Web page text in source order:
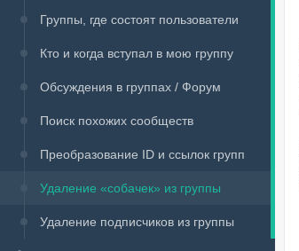
Группы, где состоят пользователи
Кто и когда вступал в мою группу
Обсуждения в группах / Форум
Поиск похожих сообществ
Преобразование ID и ссылок групп
Удаление «собачек» из группы
Удаление подписчиков из группы